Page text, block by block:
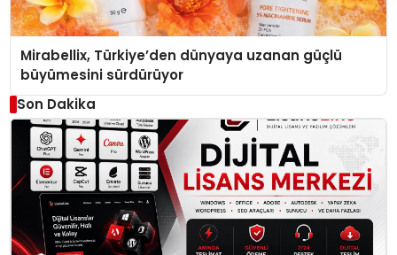
Mirabellix, Türkiye’den dünyaya uzanan güçlü
büyümesini sürdürüyor
Son Dakika